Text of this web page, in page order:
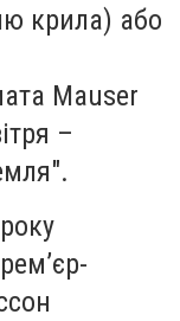
крила) або
Mauser
–